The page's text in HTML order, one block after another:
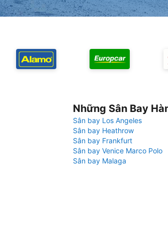
Những Sân Bay
Sân bay Los Angeles
Sân bay Heathrow
Sân bay Frankfurt
Sân bay Venice Marco Polo
Sân bay Malaga